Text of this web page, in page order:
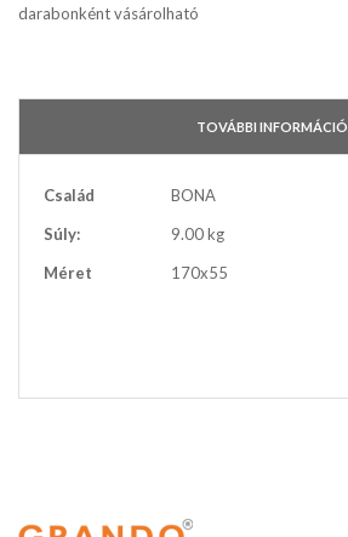
darabonként vásárolható
TOVÁBBI INFORMÁCIÓ
További
Család
BONA
Súly:
9.00 kg
Méret
170x55